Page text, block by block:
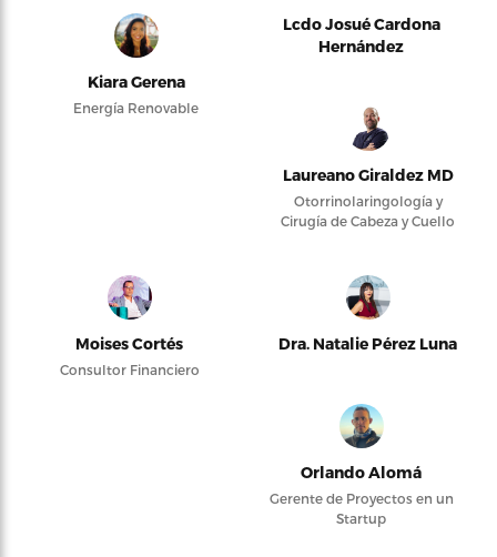
Kiara Gerena
Energía Renovable
Lcdo Josué Cardona
Hernández
Laureano Giraldez MD
Otorrinolaringología y
Cirugía de Cabeza y Cuello
Moises Cortés
Consultor Financiero
Dra. Natalie Pérez Luna
Orlando Alomá
Gerente de Proyectos en un
Startup